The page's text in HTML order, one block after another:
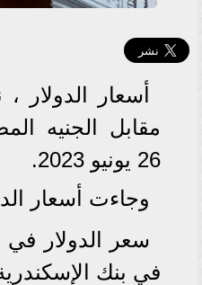
أسعار الدولار
مقابل الجنيه
26 يونيو 2023.
وجاءت أسعار
سعر الدولار في
في بنك